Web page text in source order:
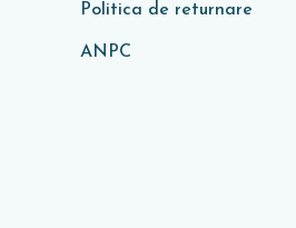
Politica de returnare
ANPC